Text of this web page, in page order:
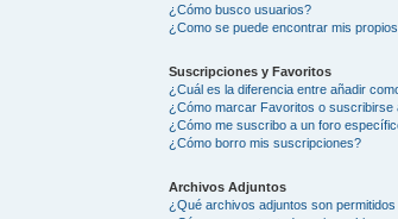
¿Cómo busco usuarios?
¿Como se puede encontrar mis
Suscripciones y Favoritos
¿Cuál es la diferencia entre añadir
¿Cómo marcar Favoritos o
¿Cómo me suscribo a un foro
¿Cómo borro mis suscripciones?
Archivos Adjuntos
¿Qué archivos adjuntos son